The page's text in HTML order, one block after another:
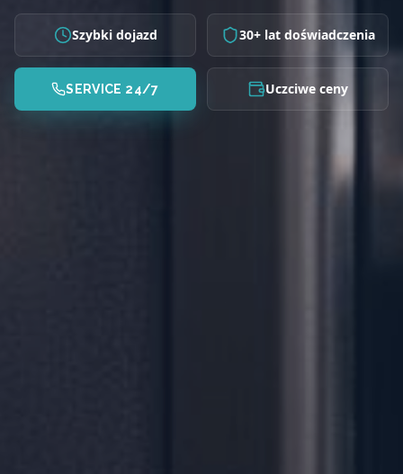
Szybki dojazd 30+ lat doświadczenia
SERVICE 24/7 Uczciwe ceny